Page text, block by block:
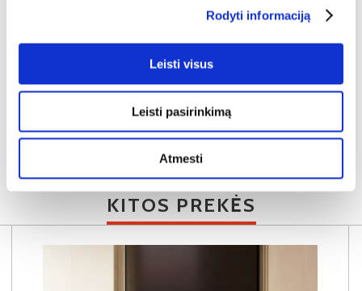
Rodyti informaciją
Leisti visus
Leisti pasirinkimą
Atmesti
139€
Į krepšelį
KITOS PREKĖS